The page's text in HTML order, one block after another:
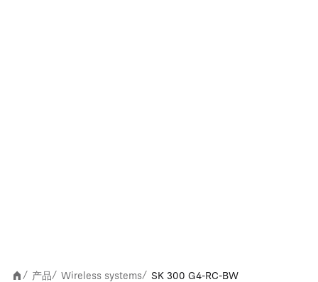
/ 产品/ Wireless systems/ SK 300 G4-RC-BW